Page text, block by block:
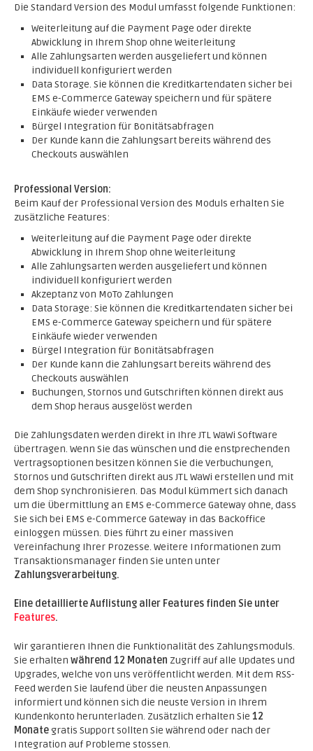
Die Standard Version des Modul umfasst folgende Funktionen:
Weiterleitung auf die Payment Page oder direkte
Abwicklung in Ihrem Shop ohne Weiterleitung
Alle Zahlungsarten werden ausgeliefert und können
individuell konfiguriert werden
Data Storage. Sie können die Kreditkartendaten sicher bei
EMS e-Commerce Gateway speichern und für spätere
Einkäufe wieder verwenden
Bürgel Integration für Bonitätsabfragen
Der Kunde kann die Zahlungsart bereits während des
Checkouts auswählen
Professional Version:
Beim Kauf der Professional Version des Moduls erhalten Sie
zusätzliche Features:
Weiterleitung auf die Payment Page oder direkte
Abwicklung in Ihrem Shop ohne Weiterleitung
Alle Zahlungsarten werden ausgeliefert und können
individuell konfiguriert werden
Akzeptanz von MoTo Zahlungen
Data Storage: Sie können die Kreditkartendaten sicher bei
EMS e-Commerce Gateway speichern und für spätere
Einkäufe wieder verwenden
Bürgel Integration für Bonitätsabfragen
Der Kunde kann die Zahlungsart bereits während des
Checkouts auswählen
Buchungen, Stornos und Gutschriften können direkt aus
dem Shop heraus ausgelöst werden
Die Zahlungsdaten werden direkt in Ihre JTL WaWi Software
übertragen. Wenn Sie das wünschen und die enstprechenden
Vertragsoptionen besitzen können Sie die Verbuchungen,
Stornos und Gutschriften direkt aus JTL WaWi erstellen und mit
dem Shop synchronisieren. Das Modul kümmert sich danach
um die Übermittlung an EMS e-Commerce Gateway ohne, dass
Sie sich bei EMS e-Commerce Gateway in das Backoffice
einloggen müssen. Dies führt zu einer massiven
Vereinfachung Ihrer Prozesse. Weitere Informationen zum
Transaktionsmanager finden Sie unten unter
Zahlungsverarbeitung.
Eine detaillierte Auflistung aller Features finden Sie unter
Features.
Wir garantieren Ihnen die Funktionalität des Zahlungsmoduls.
Sie erhalten während 12 Monaten Zugriff auf alle Updates und
Upgrades, welche von uns veröffentlicht werden. Mit dem RSS-
Feed werden Sie laufend über die neusten Anpassungen
informiert und können sich die neuste Version in Ihrem
Kundenkonto herunterladen. Zusätzlich erhalten Sie 12
Monategratis Support sollten Sie während oder nach der
Integration auf Probleme stossen.